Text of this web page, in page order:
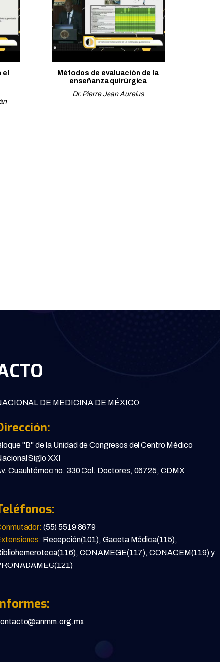
Métodos de evaluación de la
enseñanza quirúrgica
Dr. Pierre Jean Aurelus
DE MEDICINA DE MÉXICO
"B" de la Unidad de Congresos del Centro Médico
Siglo XXI
Cuauhtémoc no. 330 Col. Doctores, 06725, CDMX
(55) 5519 8679
Recepción(101), Gaceta Médica(115),
CONAMEGE(117), CONACEM(119) y